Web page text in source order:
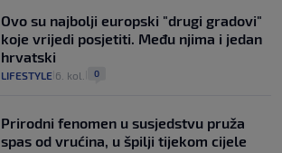
Ovo su najbolji europski "drugi gradovi"
koje vrijedi posjetiti. Među njima i jedan
hrvatski
LIFESTYLE 6. kol. 0
Prirodni fenomen u susjedstvu pruža
spas od vrućina, u špilji tijekom cijele